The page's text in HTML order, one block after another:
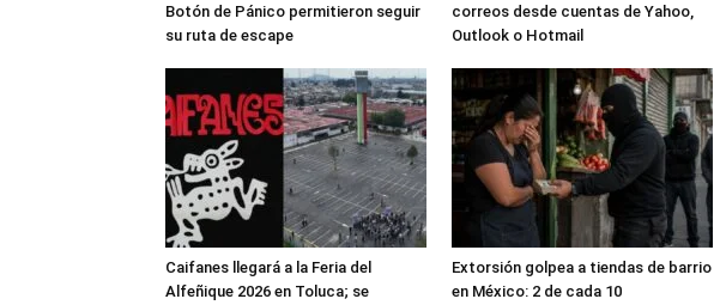
Botón de Pánico permitieron seguir
su ruta de escape
correos desde cuentas de Yahoo,
Outlook o Hotmail
Caifanes llegará a la Feria del
Alfeñique 2026 en Toluca; se
Extorsión golpea a tiendas de barrio
en México: 2 de cada 10